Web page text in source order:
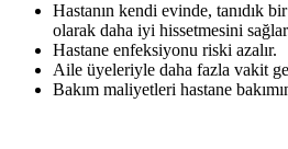
Hastanın kendi evinde, tanıdık
olarak daha iyi hissetmesini
Hastane enfeksiyonu riski azalır.
Aile üyeleriyle daha fazla vakit
Bakım maliyetleri hastane